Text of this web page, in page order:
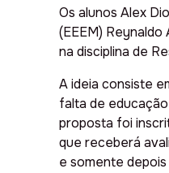
Os alunos Alex
(EEEM)
na disciplina de
A ideia consiste
falta de
proposta foi
que receberá
e somente